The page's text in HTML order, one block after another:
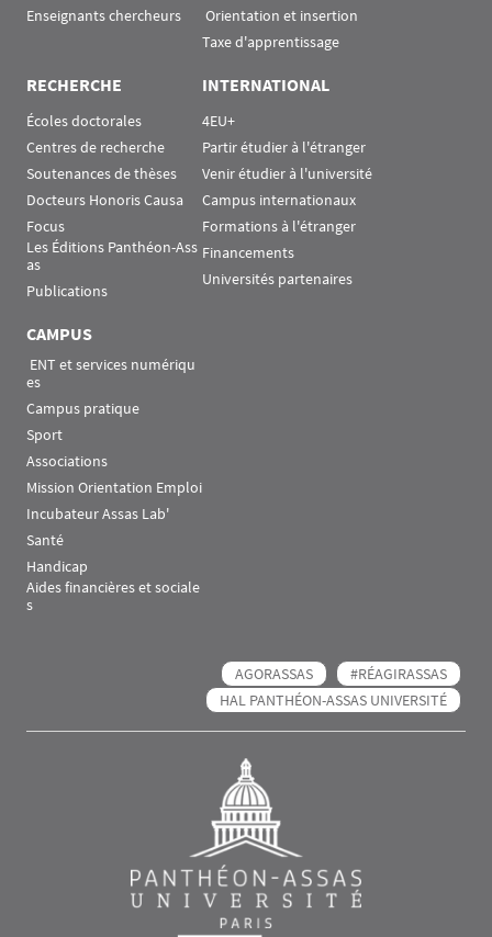
Enseignants chercheurs
Orientation et insertion
Taxe d'apprentissage
RECHERCHE
Écoles doctorales
Centres de recherche
Soutenances de thèses
Docteurs Honoris Causa
Focus
Les Éditions Panthéon-Ass
as
Publications
INTERNATIONAL
4EU+
Partir étudier à l'étranger
Venir étudier à l'université
Campus internationaux
Formations à l'étranger
Financements
Universités partenaires
CAMPUS
es
Campus pratique
Sport
Associations
Mission Orientation Emploi
Incubateur Assas Lab'
Santé
Handicap
Aides financières et sociale
s
AGORASSAS
#RÉAGIRASSAS
HAL PANTHÉON-ASSAS UNIVERSITÉ